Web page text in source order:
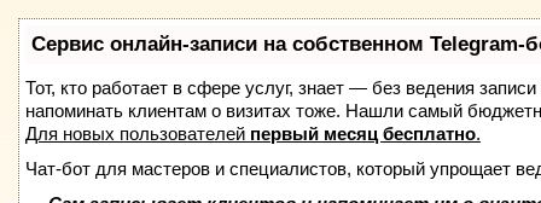
Сервис онлайн-записи на собственном Telegram-
Тот, кто работает в сфере услуг, знает — без ведения
напоминать клиентам о визитах тоже. Нашли самый
Для новых пользователей первый месяц бесплатно.
Чат-бот для мастеров и специалистов, который упрощает